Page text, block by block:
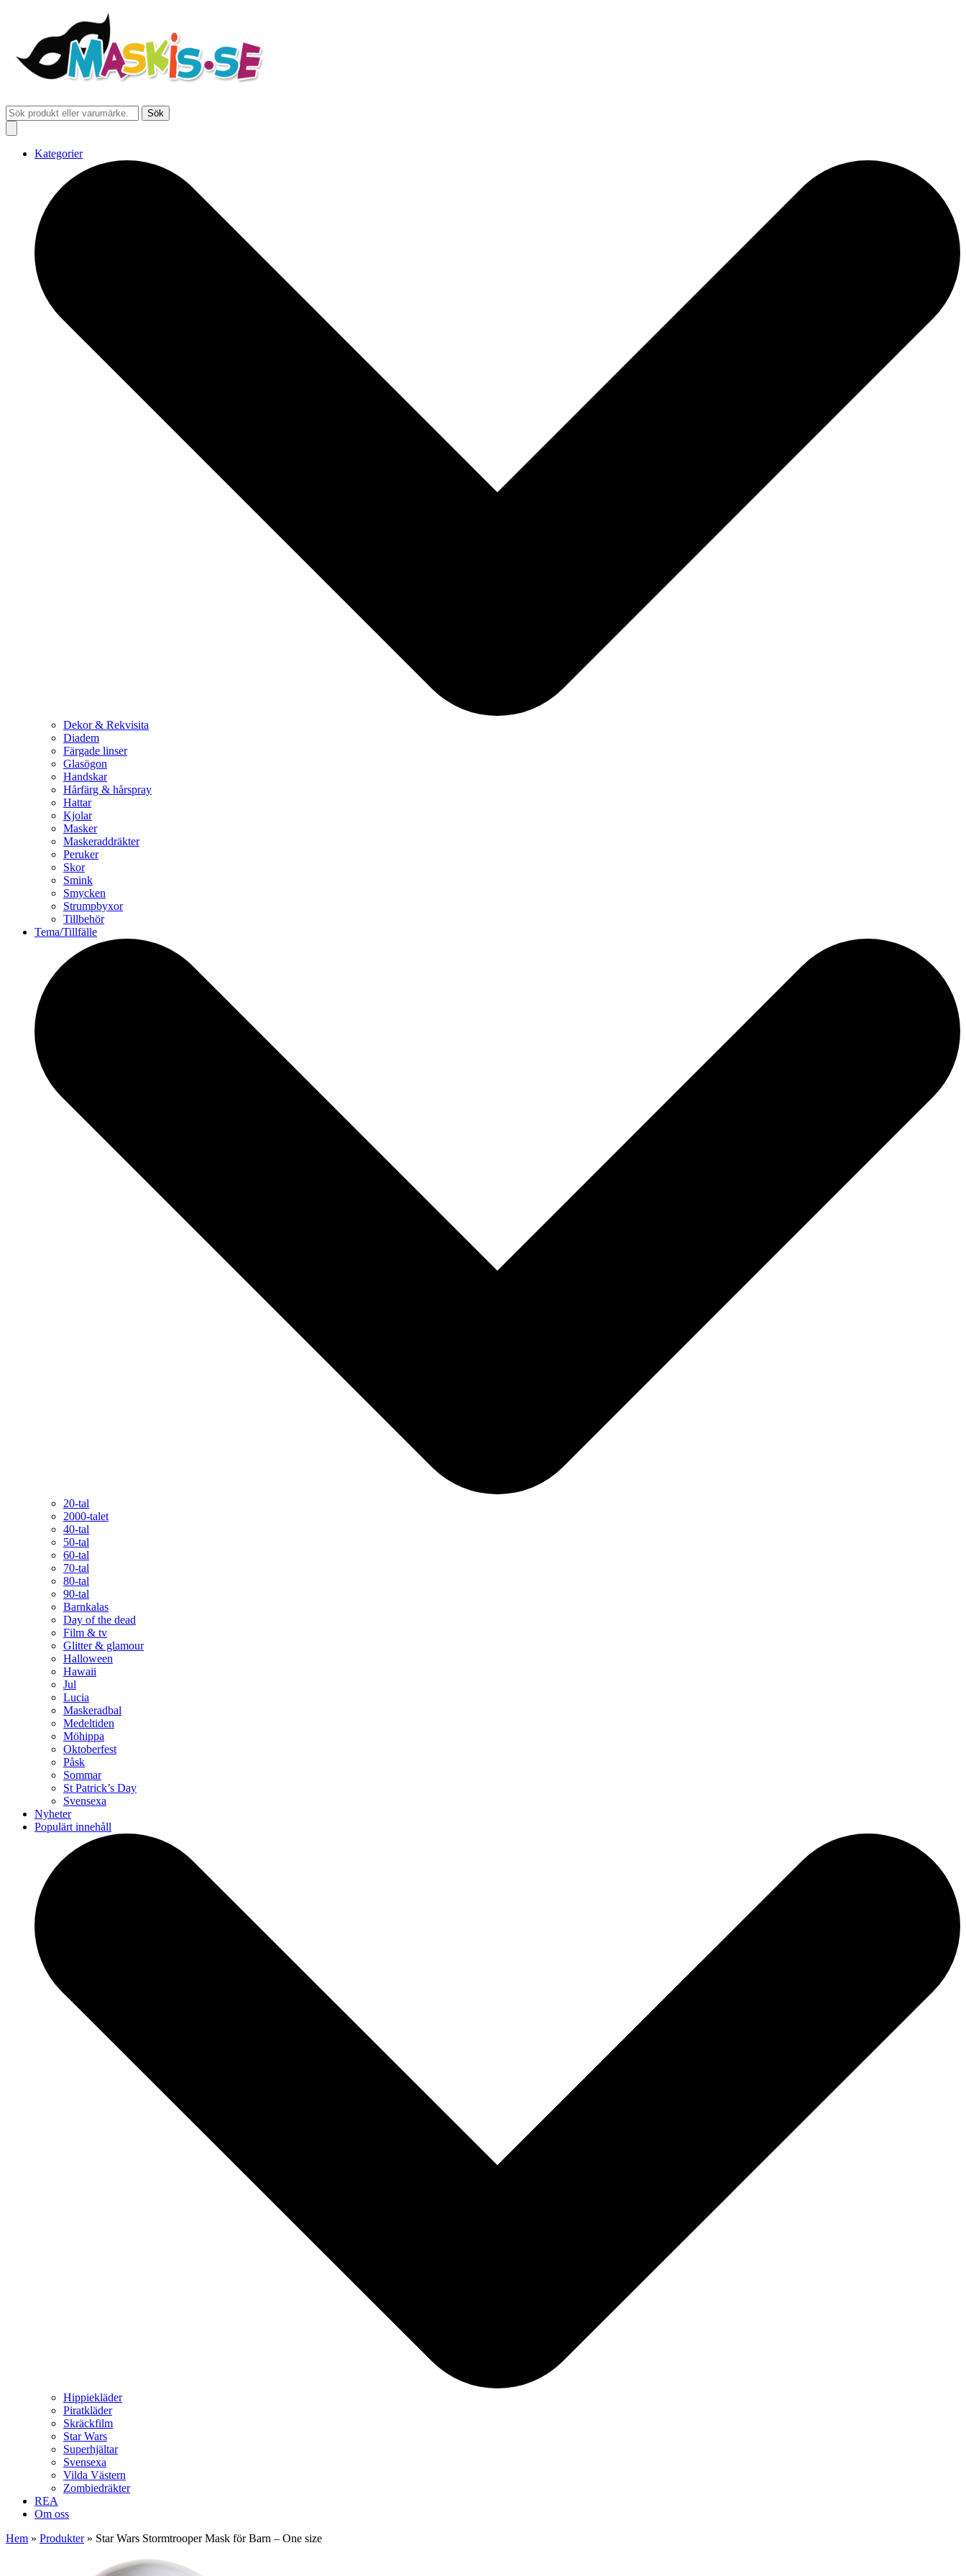
Sök
Kategorier
Dekor & Rekvisita
Diadem
Färgade linser
Glasögon
Handskar
Hårfärg & hårspray
Hattar
Kjolar
Masker
Maskeraddräkter
Peruker
Skor
Smink
Smycken
Strumpbyxor
Tillbehör
Tema/Tillfälle
20-tal
2000-talet
40-tal
50-tal
60-tal
70-tal
80-tal
90-tal
Barnkalas
Day of the dead
Film & tv
Glitter & glamour
Halloween
Hawaii
Jul
Lucia
Maskeradbal
Medeltiden
Möhippa
Oktoberfest
Påsk
Sommar
St Patrick’s Day
Svensexa
Nyheter
Populärt innehåll
Hippiekläder
Piratkläder
Skräckfilm
Star Wars
Superhjältar
Svensexa
Vilda Västern
Zombiedräkter
REA
Om oss
Hem » Produkter» Star Wars Stormtrooper Mask för Barn – One size